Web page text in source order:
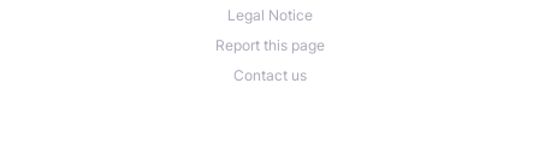
Legal Notice
Report this page
Contact us